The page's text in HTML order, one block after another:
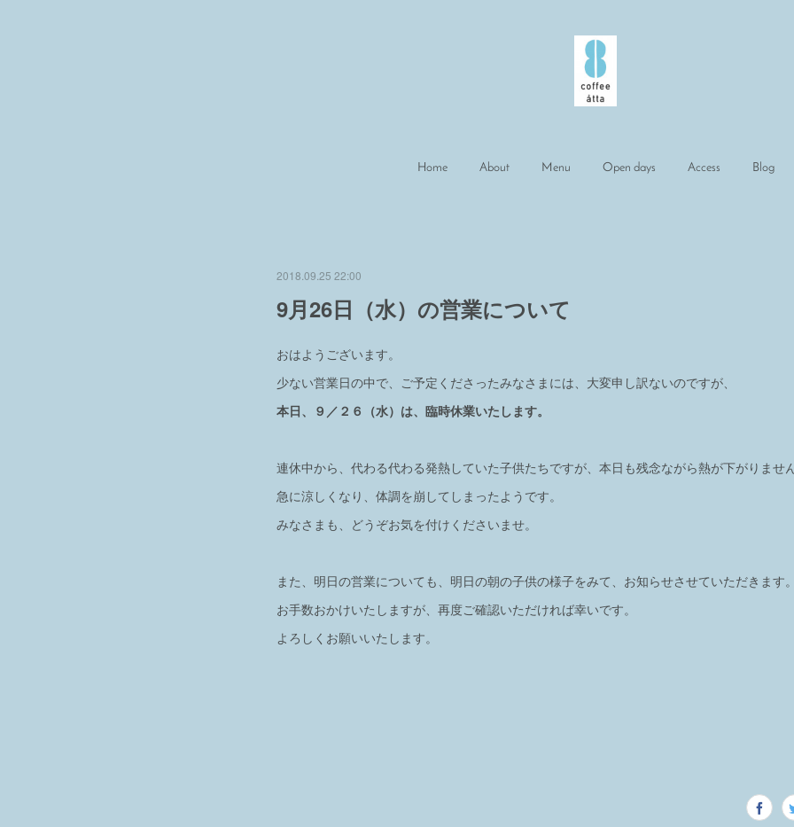
Home About Menu Open days Access Blog
2018.09.25 22:00
9月26日（水）の営業について
おはようございます。
少ない営業日の中で、ご予定くださったみなさまには、大変申し訳ないのですが、
本日、９／２６（水）は、臨時休業いたします。
連休中から、代わる代わる発熱していた子供たちですが、本日も残念ながら熱が下がりませ
急に涼しくなり、体調を崩してしまったようです。
みなさまも、どうぞお気を付けくださいませ。
また、明日の営業についても、明日の朝の子供の様子をみて、お知らせさせていただきます。
お手数おかけいたしますが、再度ご確認いただければ幸いです。
よろしくお願いいたします。